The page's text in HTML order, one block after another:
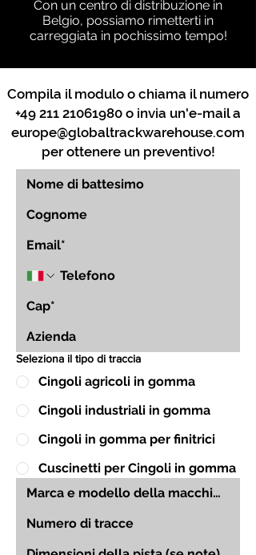
Con un centro di distribuzione in
Belgio, possiamo rimetterti in
carreggiata in pochissimo tempo!
Compila il modulo o chiama il numero
+49 211 21061980 o invia un'e-mail a
europe@globaltrackwarehouse.com
per ottenere un preventivo!
Seleziona il tipo di traccia
Cingoli agricoli in gomma
Cingoli industriali in gomma
Cingoli in gomma per finitrici
Cuscinetti per Cingoli in gomma